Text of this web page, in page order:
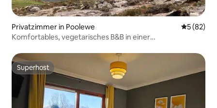
Privatzimmer in Poolewe
5 (82)
Komfortables, vegetarisches B&B in einer
Superhost
Superhost